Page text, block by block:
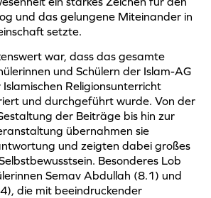
und das gelungene Miteinander in
setzte.
war, dass das gesamte
und Schülern der Islam-AG
Religionsunterricht
und durchgeführt wurde. Von der
der Beiträge bis hin zur
übernahmen sie
und zeigten dabei großes
Besonderes Lob
Semav Abdullah (8.1) und
die mit beeindruckender